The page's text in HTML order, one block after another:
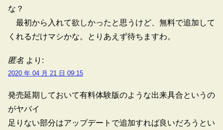
な？
最初から入れて欲しかったと思うけど、無料で追加して
くれるだけマシかな。とりあえず待ちますわ。
匿名 より:
2020 年 04 月 21 日 09:15
発売延期しておいて有料体験版のような出来具合というの
がヤバイ
足りない部分はアップデートで追加すれば良いだろうとい